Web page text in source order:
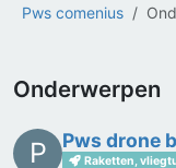
Pws comenius
Onderwerpen
P Pws drone
Raketten,